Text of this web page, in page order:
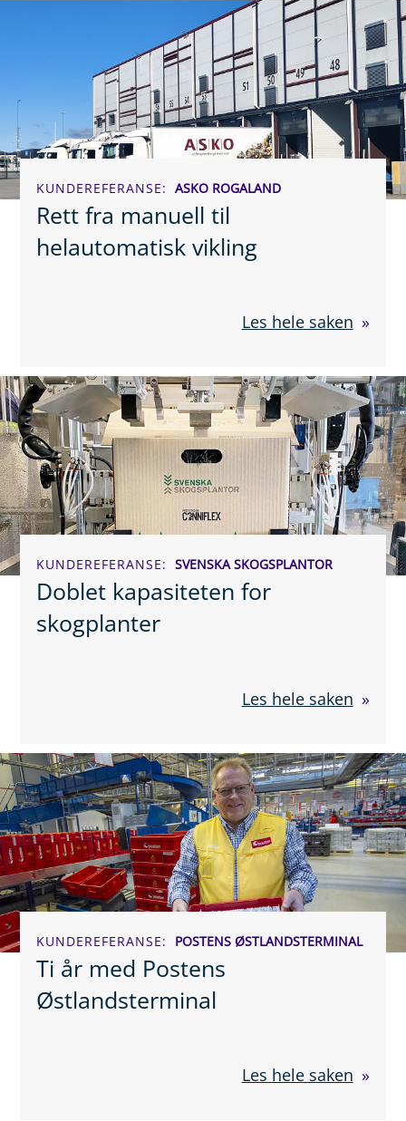
KUNDEREFERANSE ASKO ROGALAND
Rett fra manuell til
helautomatisk vikling
Les hele saken
KUNDEREFERANSE SVENSKA SKOGSPLANTOR
Doblet kapasiteten for
skogplanter
Les hele saken
KUNDEREFERANSE POSTENS ØSTLANDSTERMINAL
Ti år med Postens
Østlandsterminal
Les hele saken